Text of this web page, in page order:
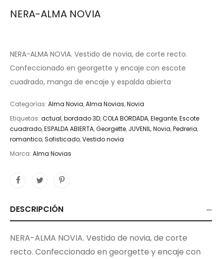
NERA-ALMA NOVIA
NERA-ALMA NOVIA. Vestido de novia, de corte recto.
Confeccionado en georgette y encaje con escote
cuadrado, manga de encaje y espalda abierta
Categorías: Alma Novia,Alma Novias,Novia
Etiquetas: actual,bordado 3D,COLA BORDADA,Elegante,Escote
cuadrado,ESPALDA ABIERTA,Georgette, JUVENIL,Novia,Pedreria,
romantico,Sofisticado,Vestido novia
Marca: Alma Novias
DESCRIPCIÓN
NERA-ALMA NOVIA. Vestido de novia, de corte
recto. Confeccionado en georgette y encaje con